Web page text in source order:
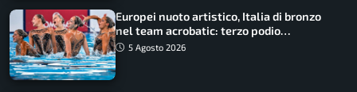
Europei nuoto artistico, Italia di bronzo
nel team acrobatic: terzo podio
consecutivo
5 Agosto 2026